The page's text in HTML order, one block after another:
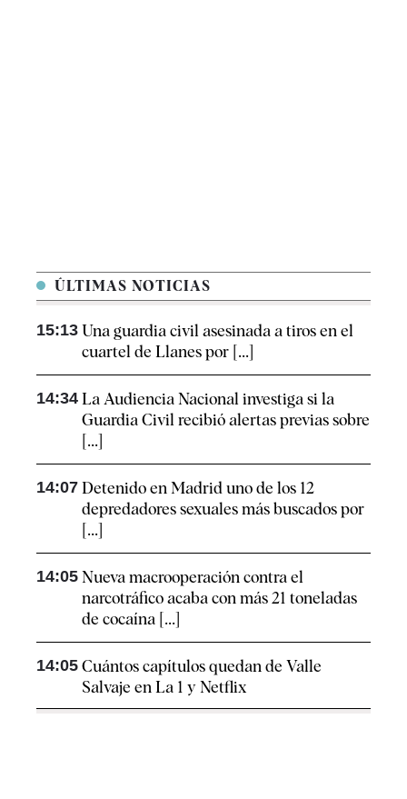
ÚLTIMAS NOTICIAS
15:13 Una guardia civil asesinada a tiros en el
cuartel de Llanes por [...]
14:34 La Audiencia Nacional investiga si la
Guardia Civil recibió alertas previas sobre
[...]
14:07 Detenido en Madrid uno de los 12
depredadores sexuales más buscados por
[...]
14:05 Nueva macrooperación contra el
narcotráfico acaba con más 21 toneladas
de cocaína [...]
14:05 Cuántos capítulos quedan de Valle
Salvaje en La 1 y Netflix